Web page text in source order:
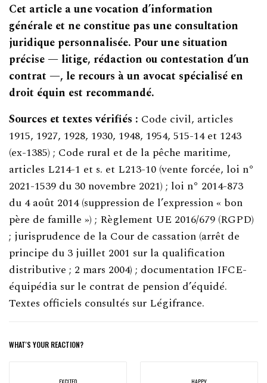
Cet article a une vocation d’information
générale et ne constitue pas une consultation
juridique personnalisée. Pour une situation
précise — litige, rédaction ou contestation d’un
contrat —, le recours à un avocat spécialisé en
droit équin est recommandé.
Sources et textes vérifiés : Code civil, articles
1915, 1927, 1928, 1930, 1948, 1954, 515-14 et 1243
(ex-1385) ; Code rural et de la pêche maritime,
articles L214-1 et s. et L213-10 (vente forcée, loi n°
2021-1539 du 30 novembre 2021) ; loi n° 2014-873
du 4 août 2014 (suppression de l’expression « bon
père de famille ») ; Règlement UE 2016/679 (RGPD)
; jurisprudence de la Cour de cassation (arrêt de
principe du 3 juillet 2001 sur la qualification
distributive ; 2 mars 2004) ; documentation IFCE-
équipédia sur le contrat de pension d’équidé.
Textes officiels consultés sur Légifrance.
WHAT'S YOUR REACTION?